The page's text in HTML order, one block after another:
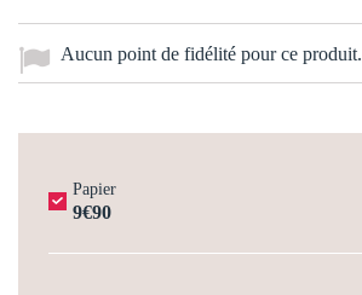
Aucun point de fidélité pour ce produit.
Papier
9€90